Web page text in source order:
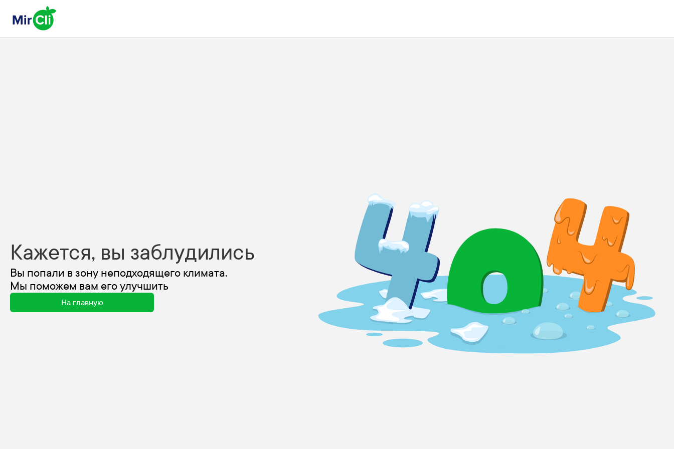
Кажется, вы заблудились
Вы попали в зону неподходящего климата.
Мы поможем вам его улучшить
На главную